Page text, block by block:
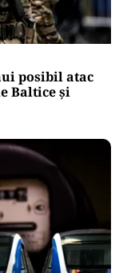
posibil atac
Baltice și